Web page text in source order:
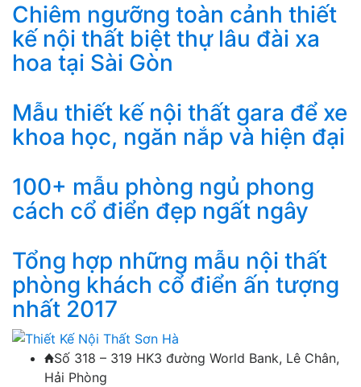
Chiêm ngưỡng toàn cảnh thiết
kế nội thất biệt thự lâu đài xa
hoa tại Sài Gòn
Mẫu thiết kế nội thất gara để xe
khoa học, ngăn nắp và hiện đại
100+ mẫu phòng ngủ phong
cách cổ điển đẹp ngất ngây
Tổng hợp những mẫu nội thất
phòng khách cổ điển ấn tượng
nhất 2017
Số 318 – 319 HK3 đường World Bank, Lê Chân,
Hải Phòng